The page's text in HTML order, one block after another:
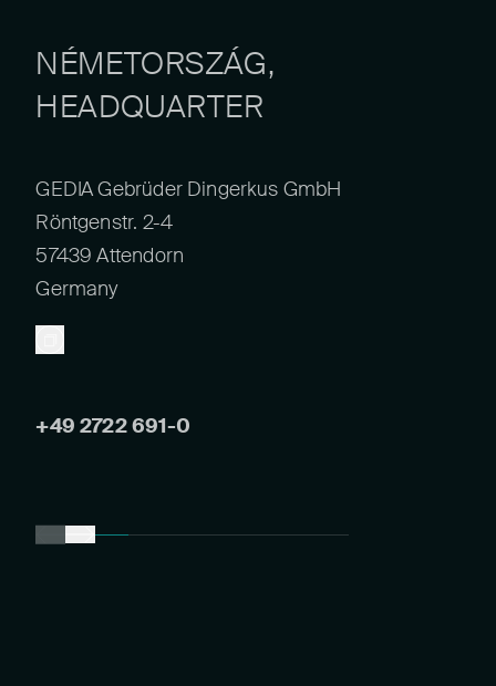
NÉMETORSZÁG,
HEADQUARTER
GEDIA Gebrüder Dingerkus GmbH
Röntgenstr. 2-4
57439 Attendorn
Germany
+49 2722 691-0